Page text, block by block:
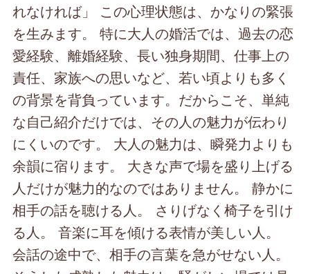
れなければ」 この心理状態は、かなりの緊張
を生みます。 特に大人の婚活では、過去の恋
愛経験、離婚経験、長い独身期間、仕事上の
責任、家族への思いなど、若い頃よりも多く
の背景を背負っています。だからこそ、単純
な自己紹介だけでは、その人の魅力が伝わり
にくいのです。 大人の魅力は、瞬発力よりも
余韻に宿ります。 大きな声で場を盛り上げる
人だけが魅力的なのではありません。 静かに
相手の話を聴ける人。 さりげなく椅子を引け
る人。 音楽に耳を傾ける表情が美しい人。
会話の途中で、相手の言葉を急がせない人。